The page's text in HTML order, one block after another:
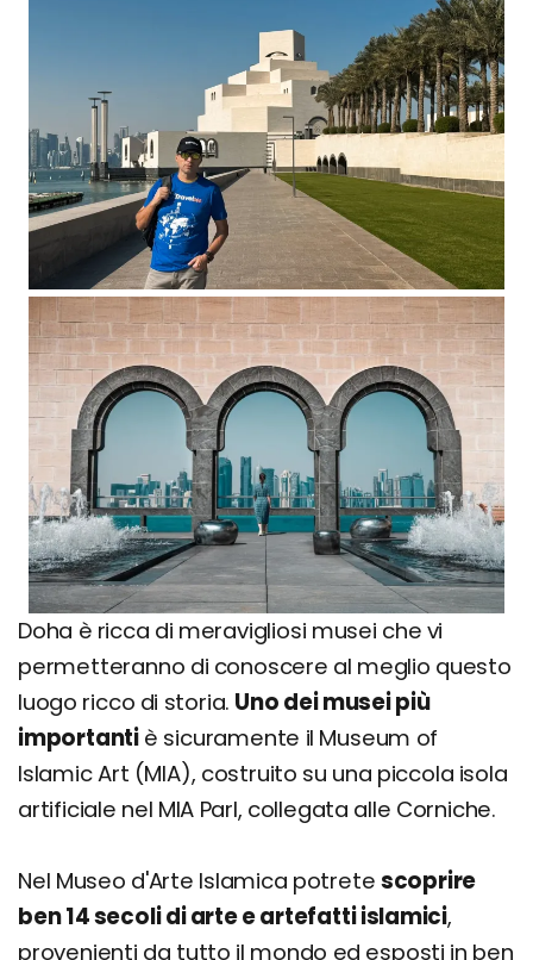
Doha è ricca di meravigliosi musei che vi
permetteranno di conoscere al meglio questo
luogo ricco di storia. Uno dei musei più
importanti è sicuramente il Museum of
Islamic Art (MIA), costruito su una piccola isola
artificiale nel MIA Parl, collegata alle Corniche.
Nel Museo d'Arte Islamica potrete scoprire
ben 14 secoli di arte e artefatti islamici,
provenienti da tutto il mondo ed esposti in ben